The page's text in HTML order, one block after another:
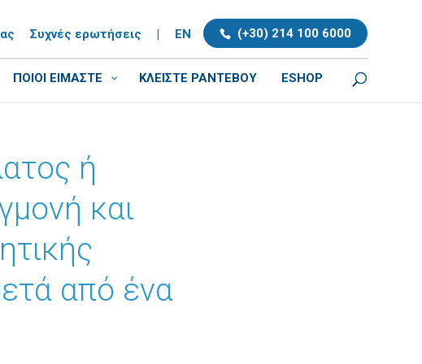
(+30) 214 100 6000
Συχνές ερωτήσεις | EN
ΠΟΙΟΙ ΕΙΜΑΣΤΕ ΚΛΕΊΣΤΕ ΡΑΝΤΕΒΟΎ ESHOP
ή
και
από ένα